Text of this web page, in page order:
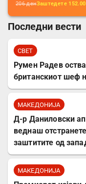
206денЗаштедете 152.00
Последни вести
СВЕТ
Румен Радев
британскиот шеф
МАКЕДОНИЈА
Д-р Даниловски
веднаш
заштитите од
МАКЕДОНИЈА